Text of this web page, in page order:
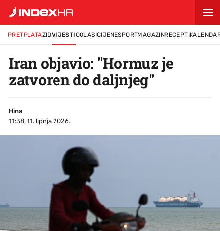
PRETPLATAZIDVIJESTIOGLASICIJENESPORTMAGAZINRECEPTI
Iran objavio: "Hormuz je
zatvoren do daljnjeg"
Hina
11:38, 11. lipnja 2026.